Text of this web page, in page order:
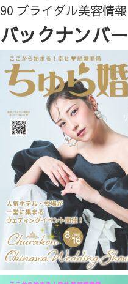
90 ブライダル美容情報
バックナンバー